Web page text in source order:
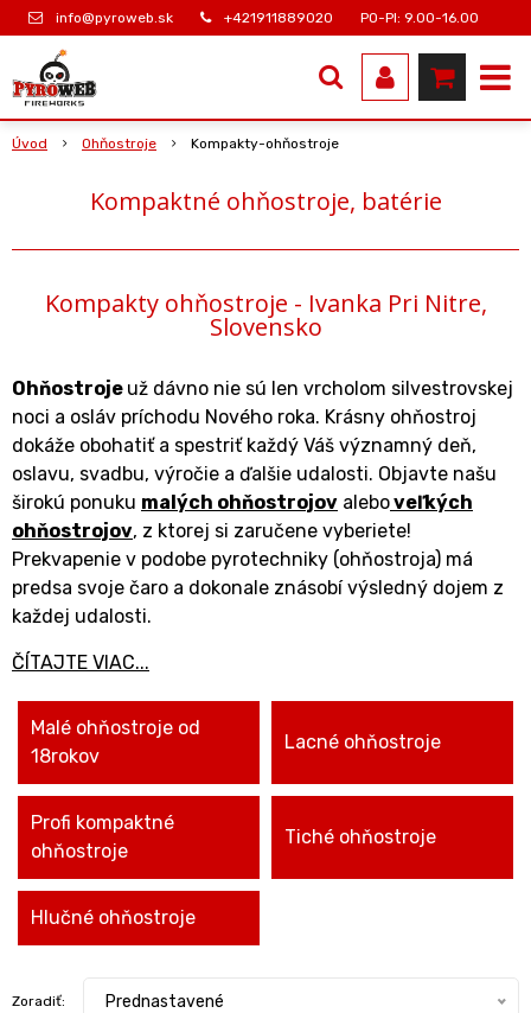
info@pyroweb.sk +421911889020 PO-PI: 9.00-16.00
Úvod Ohňostroje Kompakty-ohňostroje
Kompaktné ohňostroje, batérie
Kompakty ohňostroje - Ivanka Pri Nitre,
Slovensko
Ohňostroje už dávno nie sú len vrcholom silvestrovskej
noci a osláv príchodu Nového roka. Krásny ohňostroj
dokáže obohatiť a spestriť každý Váš významný deň,
oslavu, svadbu, výročie a ďalšie udalosti. Objavte našu
širokú ponuku malých ohňostrojov aleboveľkých
ohňostrojov, z ktorej si zaručene vyberiete!
Prekvapenie v podobe pyrotechniky (ohňostroja) má
predsa svoje čaro a dokonale znásobí výsledný dojem z
každej udalosti.
ČÍTAJTE VIAC...
Malé ohňostroje od
18rokov
Lacné ohňostroje
Profi kompaktné
ohňostroje
Tiché ohňostroje
Hlučné ohňostroje
Zoradiť: Prednastavené